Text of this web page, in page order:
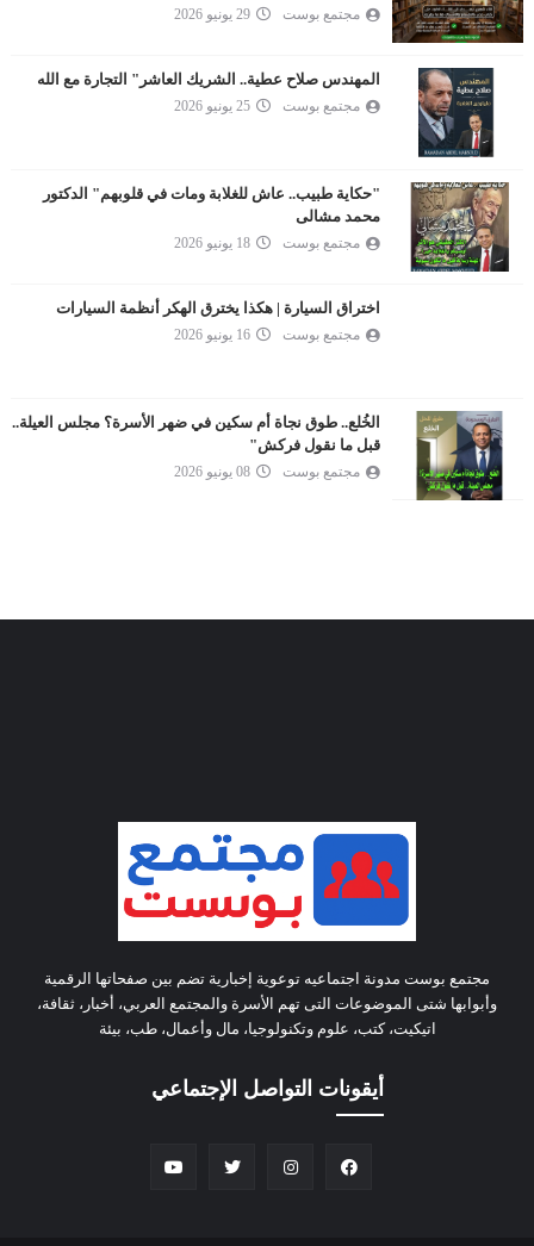
مجتمع بوست 29 يونيو 2026
المهندس صلاح عطية.. الشريك العاشر" التجارة مع الله
مجتمع بوست 25 يونيو 2026
"حكاية طبيب.. عاش للغلابة ومات في قلوبهم" الدكتور
محمد مشالى
مجتمع بوست 18 يونيو 2026
اختراق السيارة | هكذا يخترق الهكر أنظمة السيارات
مجتمع بوست 16 يونيو 2026
الخُلع.. طوق نجاة أم سكين في ضهر الأسرة؟ مجلس العيلة..
قبل ما نقول فركش"
مجتمع بوست 08 يونيو 2026
مجتمع بوست مدونة اجتماعيه توعوية إخبارية تضم بين صفحاتها الرقمية
وأبوابها شتى الموضوعات التى تهم الأسرة والمجتمع العربي، أخبار، ثقافة،
اتيكيت، كتب، علوم وتكنولوجيا، مال وأعمال، طب، بيئة
أيقونات التواصل الإجتماعي